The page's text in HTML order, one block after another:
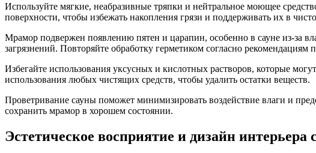
Используйте мягкие, неабразивные тряпки и нейтральное моющее
поверхности, чтобы избежать накопления грязи и поддерживать их в
Мрамор подвержен появлению пятен и царапин, особенно в сауне из-за
загрязнений. Повторяйте обработку герметиком согласно
Избегайте использования уксусных и кислотных растворов, которые
использования любых чистящих средств, чтобы удалить остатки веществ.
Проветривание сауны поможет минимизировать воздействие влаги и
сохранить мрамор в хорошем состоянии.
Эстетическое восприятие и дизайн интерьера